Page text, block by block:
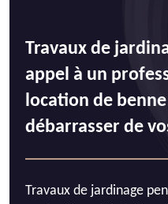
Travaux de
appel à un
location de
débarrasser de
Travaux de jardinage